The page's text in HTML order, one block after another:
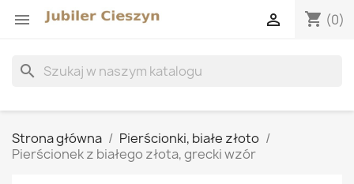
 shopping_cart (0)

search
Strona główna
Pierścionki, białe złoto
Pierścionek z białego złota, grecki wzór